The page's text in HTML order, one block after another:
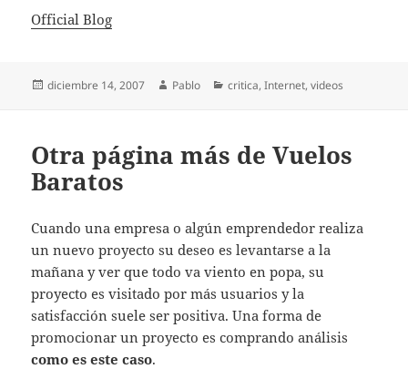
Official Blog
Publicado
diciembre 14, 2007 Autor
Pablo Categorías
critica,Internet,videos
Otra página más de Vuelos
Baratos
Cuando una empresa o algún emprendedor realiza
un nuevo proyecto su deseo es levantarse a la
mañana y ver que todo va viento en popa, su
proyecto es visitado por más usuarios y la
satisfacción suele ser positiva. Una forma de
promocionar un proyecto es comprando análisis
como es este caso.